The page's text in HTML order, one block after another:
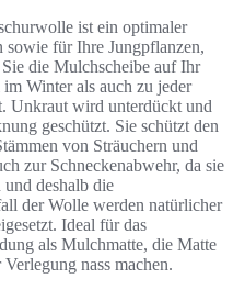
ist ein optimaler
für Ihre Jungpflanzen,
die Mulchscheibe auf Ihr
Winter als auch zu jeder
Unkraut wird unterdückt und
geschützt. Sie schützt den
von Sträuchern und
zur Schneckenabwehr, da sie
deshalb die
der Wolle werden natürlicher
Ideal für das
als Mulchmatte, die Matte
nass machen.